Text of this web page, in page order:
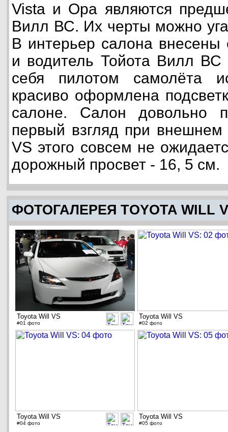
Vista и Opa являются
Вилл ВС. Их черты можно
В интерьер салона внесены
и водитель Тойота Вилл ВС
себя пилотом самолёта
красиво оформлена
салоне. Салон довольно
первый взгляд при внешнем
VS этого совсем не
дорожный просвет - 16, 5 см.
ФОТОГАЛЕРЕЯ TOYOTA WILL
Toyota Will VS
#01 фото
Toyota Will VS
#02 фото
Toyota Will VS
#04 фото
Toyota Will VS
#05 фото